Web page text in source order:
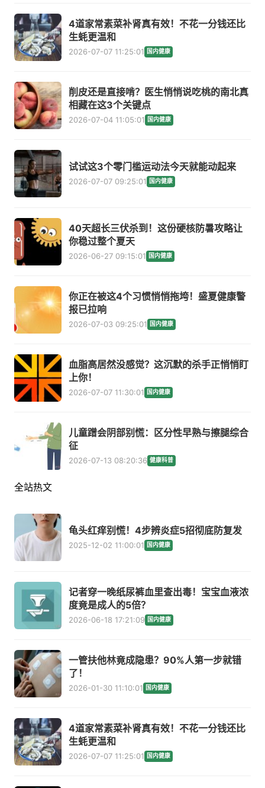
4道家常素菜补肾真有效！不花一分钱还比
生蚝更温和
2026-07-07 11:25:01 国内健康
削皮还是直接啃？医生悄悄说吃桃的南北真
相藏在这3个关键点
2026-07-04 11:05:01 国内健康
试试这3个零门槛运动法今天就能动起来
2026-07-07 09:25:01 国内健康
40天超长三伏杀到！这份硬核防暑攻略让
你稳过整个夏天
2026-06-27 09:15:01 国内健康
你正在被这4个习惯悄悄拖垮！盛夏健康警
报已拉响
2026-07-03 09:25:01 国内健康
血脂高居然没感觉？这沉默的杀手正悄悄盯
上你！
2026-07-07 11:30:01 国内健康
儿童蹭会阴部别慌：区分性早熟与擦腿综合
征
2026-07-13 08:20:36 健康科普
全站热文
龟头红痒别慌！4步辨炎症5招彻底防复发
2025-12-02 11:00:01 国内健康
记者穿一晚纸尿裤血里查出毒！宝宝血液浓
度竟是成人的5倍？
2026-06-18 17:21:09 国内健康
一管扶他林竟成隐患？90%人第一步就错
了！
2026-01-30 11:10:01 国内健康
4道家常素菜补肾真有效！不花一分钱还比
生蚝更温和
2026-07-07 11:25:01 国内健康